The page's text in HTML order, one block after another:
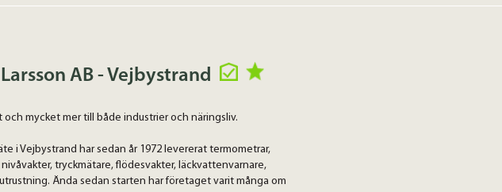
AB - Vejbystrand
mycket mer till både industrier och näringsliv.
i Vejbystrand har sedan år 1972 levererat termometrar,
tryckmätare, flödesvakter, läckvattenvarnare,
Ända sedan starten har företaget varit många om